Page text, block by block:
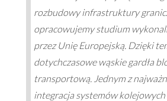
rozbudowy infrastruktury
opracowujemy studium
przez Unię Europejską. Dzięki
dotychczasowe wąskie gardła
transportową. Jednym z
integracja systemów kolejowych